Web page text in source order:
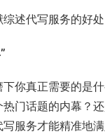
述代写服务的好
你真正需要的是
门话题的内幕？
服务才能精准地满